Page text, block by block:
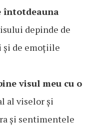
întotdeauna
depinde de
și de emoțiile
visul meu cu o
al viselor și
și sentimentele